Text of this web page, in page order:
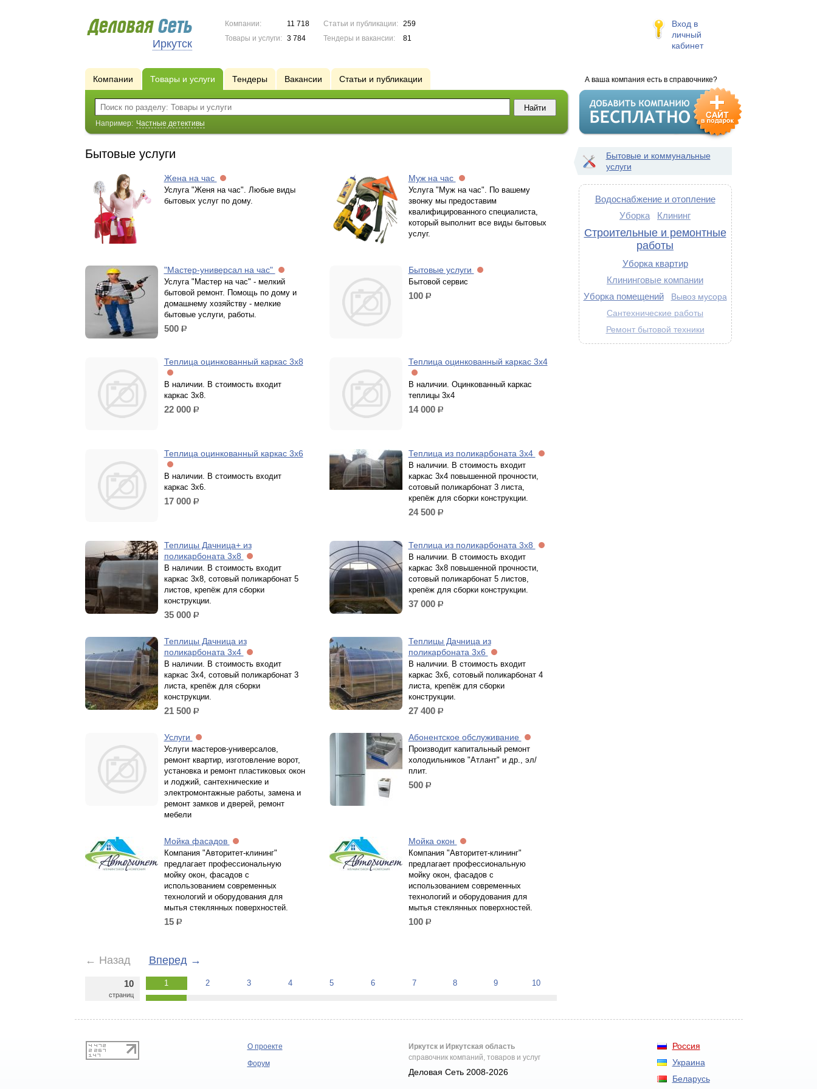
Иркутск
Компании:
11 718
Товары и услуги:
3 784
Статьи и публикации:
259
Тендеры и вакансии:
81
Вход в
личный
кабинет
А ваша компания есть в справочнике?
Компании Товары и услуги Тендеры Вакансии Статьи и публикации
Например: Частные детективы
Бытовые услуги
Жена на час
Услуга "Женя на час". Любые виды
бытовых услуг по дому.
Муж на час
Услуга "Муж на час". По вашему
звонку мы предоставим
квалифицированного специалиста,
который выполнит все виды бытовых
услуг.
"Мастер-универсал на час"
Услуга "Мастер на час" - мелкий
бытовой ремонт. Помощь по дому и
домашнему хозяйству - мелкие
бытовые услуги, работы.
500 р.
Бытовые услуги
Бытовой сервис
100 р.
Теплица оцинкованный каркас 3х8
В наличии. В стоимость входит
каркас 3х8.
22 000 р.
Теплица оцинкованный каркас 3х4
В наличии. Оцинкованный каркас
теплицы 3х4
14 000 р.
Теплица оцинкованный каркас 3х6
В наличии. В стоимость входит
каркас 3х6.
17 000 р.
Теплица из поликарбоната 3х4
В наличии. В стоимость входит
каркас 3х4 повышенной прочности,
сотовый поликарбонат 3 листа,
крепёж для сборки конструкции.
24 500 р.
Теплицы Дачница+ из
поликарбоната 3х8
В наличии. В стоимость входит
каркас 3х8, сотовый поликарбонат 5
листов, крепёж для сборки
конструкции.
35 000 р.
Теплица из поликарбоната 3х8
В наличии. В стоимость входит
каркас 3х8 повышенной прочности,
сотовый поликарбонат 5 листов,
крепёж для сборки конструкции.
37 000 р.
Теплицы Дачница из
поликарбоната 3х4
В наличии. В стоимость входит
каркас 3х4, сотовый поликарбонат 3
листа, крепёж для сборки
конструкции.
21 500 р.
Теплицы Дачница из
поликарбоната 3х6
В наличии. В стоимость входит
каркас 3х6, сотовый поликарбонат 4
листа, крепёж для сборки
конструкции.
27 400 р.
Услуги
Услуги мастеров-универсалов,
ремонт квартир, изготовление ворот,
установка и ремонт пластиковых окон
и лоджий, сантехнические и
электромонтажные работы, замена и
ремонт замков и дверей, ремонт
мебели
Абонентское обслуживание
Производит капитальный ремонт
холодильников "Атлант" и др., эл/
плит.
500 р.
Мойка фасадов
Компания "Авторитет-клининг"
предлагает профессиональную
мойку окон, фасадов с
использованием современных
технологий и оборудования для
мытья стеклянных поверхностей.
15 р.
Мойка окон
Компания "Авторитет-клининг"
предлагает профессиональную
мойку окон, фасадов с
использованием современных
технологий и оборудования для
мытья стеклянных поверхностей.
100 р.
← Назад Вперед→
10
страниц
1 2 3 4 5 6 7 8 9 10
Бытовые и коммунальные
услуги
Водоснабжение и отопление
Уборка
Клининг
Строительные и ремонтные
работы
Уборка квартир
Клининговые компании
Уборка помещений
Вывоз мусора
Сантехнические работы
Ремонт бытовой техники
Россия
Украина
Беларусь
О проекте
Форум
Иркутск и Иркутская область
справочник компаний, товаров и услуг
Деловая Сеть 2008-2026